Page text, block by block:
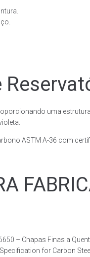
uma
ASTM A-36 com
– Chapas Finas a
for Carbon